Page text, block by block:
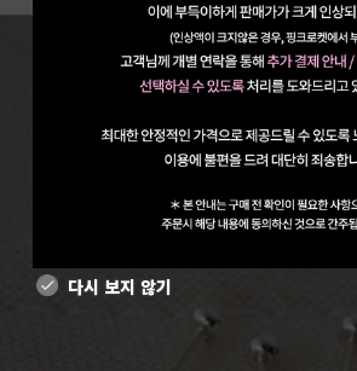
다시 보지 않기